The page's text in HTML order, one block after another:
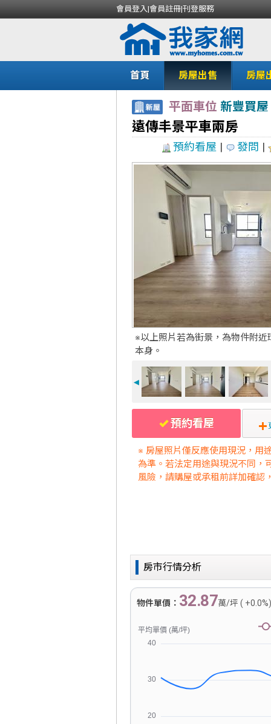
會員登入|會員註冊|刊登服務
首頁 房屋出售 房屋
平面車位 新豐買屋
遠傳丰景平車兩房
預約看屋 | 發問 |
※以上照片若為街景，為物件附近
本身。
◄
預約看屋
※ 房屋照片僅反應使用現況，用
為準。若法定用途與現況不同，
風險，請購屋或承租前詳加確認
房市行情分析
物件單價： 32.87萬/坪 (